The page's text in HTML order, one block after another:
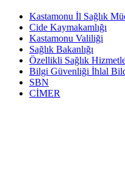
Kastamonu İl Sağlık
Cide Kaymakamlığı
Kastamonu Valiliği
Sağlık Bakanlığı
Özellikli Sağlık
Bilgi Güvenliği İhlal
SBN
CİMER